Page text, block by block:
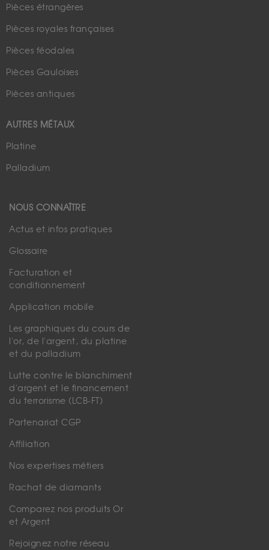
Pièces étrangères
Pièces royales françaises
Pièces féodales
Pièces Gauloises
Pièces antiques
AUTRES MÉTAUX
Platine
Palladium
NOUS CONNAÎTRE
Actus et infos pratiques
Glossaire
Facturation et
conditionnement
Application mobile
Les graphiques du cours de
l'or, de l'argent, du platine
et du palladium
Lutte contre le blanchiment
d'argent et le financement
du terrorisme (LCB-FT)
Partenariat CGP
Affiliation
Nos expertises métiers
Rachat de diamants
Comparez nos produits Or
et Argent
Rejoignez notre réseau